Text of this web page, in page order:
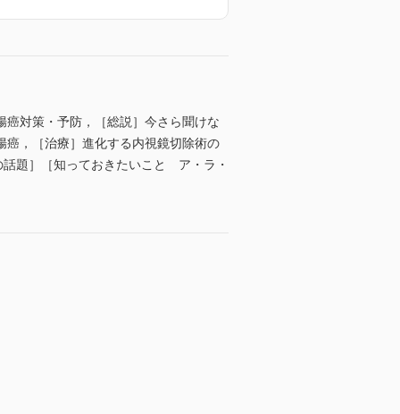
癌対策・予防，［総説］今さら聞けな
癌，［治療］進化する内視鏡切除術の
題］［知っておきたいこと ア・ラ・